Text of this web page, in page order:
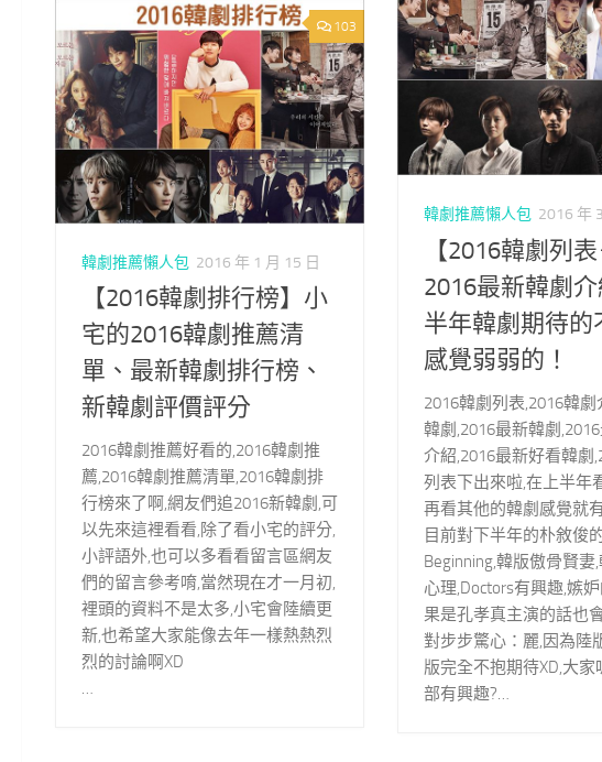
韓劇推薦懶人包 2016 年
【2016韓劇列表
2016最新韓劇
半年韓劇期待的
感覺弱弱的！
2016韓劇列表,2016韓劇
韓劇,2016最新韓劇
介紹,2016最新好看韓劇
列表下出來啦,在上半年
再看其他的韓劇感覺就
目前對下半年的朴敘俊
Beginning,韓版傲骨賢妻
心理,Doctors有興趣,嫉
果是孔孝真主演的話也
對步步驚心：麗,因為陸
版完全不抱期待XD,大家
部有興趣?…
103
韓劇推薦懶人包 2016 年 1 月 15 日
【2016韓劇排行榜】小
宅的2016韓劇推薦清
單、最新韓劇排行榜、
新韓劇評價評分
2016韓劇推薦好看的,2016韓劇推
薦,2016韓劇推薦清單,2016韓劇排
行榜來了啊,網友們追2016新韓劇,可
以先來這裡看看,除了看小宅的評分,
小評語外,也可以多看看留言區網友
們的留言參考唷,當然現在才一月初,
裡頭的資料不是太多,小宅會陸續更
新,也希望大家能像去年一樣熱熱烈
烈的討論啊XD
…